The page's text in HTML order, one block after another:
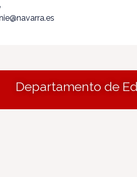
Departamento de